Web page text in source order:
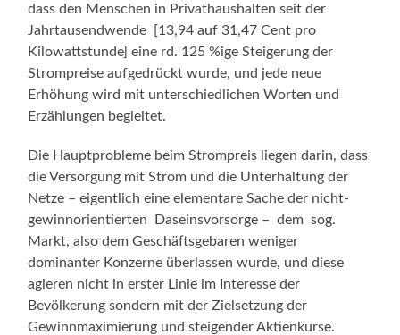
dass den Menschen in Privathaushalten seit der
Jahrtausendwende [13,94 auf 31,47 Cent pro
Kilowattstunde] eine rd. 125 %ige Steigerung der
Strompreise aufgedrückt wurde, und jede neue
Erhöhung wird mit unterschiedlichen Worten und
Erzählungen begleitet.
Die Hauptprobleme beim Strompreis liegen darin, dass
die Versorgung mit Strom und die Unterhaltung der
Netze – eigentlich eine elementare Sache der nicht-
gewinnorientierten Daseinsvorsorge – dem sog.
Markt, also dem Geschäftsgebaren weniger
dominanter Konzerne überlassen wurde, und diese
agieren nicht in erster Linie im Interesse der
Bevölkerung sondern mit der Zielsetzung der
Gewinnmaximierung und steigender Aktienkurse.